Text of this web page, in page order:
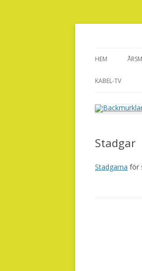
HEM
KABEL-TV
Stadgar
Stadgarna för